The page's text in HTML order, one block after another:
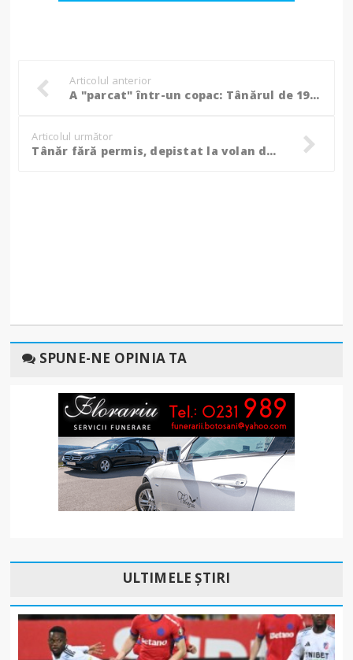
Articolul anterior
A "parcat" într-un copac: Tânărul de 19 ani a urcat la volan după ce a băut!
Articolul următor
Tânăr fără permis, depistat la volan de către poliţiştii de frontieră!
SPUNE-NE OPINIA TA
ULTIMELE ȘTIRI